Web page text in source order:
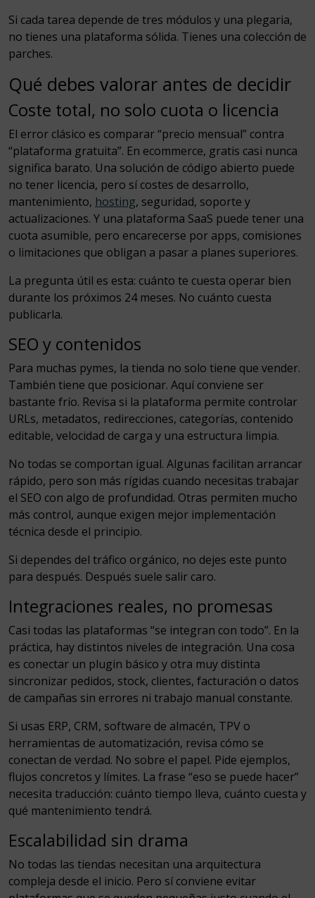
Si cada tarea depende de tres módulos y una plegaria,
no tienes una plataforma sólida. Tienes una colección de
parches.
Qué debes valorar antes de decidir
Coste total, no solo cuota o licencia
El error clásico es comparar “precio mensual” contra
“plataforma gratuita”. En ecommerce, gratis casi nunca
significa barato. Una solución de código abierto puede
no tener licencia, pero sí costes de desarrollo,
mantenimiento, hosting, seguridad, soporte y
actualizaciones. Y una plataforma SaaS puede tener una
cuota asumible, pero encarecerse por apps, comisiones
o limitaciones que obligan a pasar a planes superiores.
La pregunta útil es esta: cuánto te cuesta operar bien
durante los próximos 24 meses. No cuánto cuesta
publicarla.
SEO y contenidos
Para muchas pymes, la tienda no solo tiene que vender.
También tiene que posicionar. Aquí conviene ser
bastante frío. Revisa si la plataforma permite controlar
URLs, metadatos, redirecciones, categorías, contenido
editable, velocidad de carga y una estructura limpia.
No todas se comportan igual. Algunas facilitan arrancar
rápido, pero son más rígidas cuando necesitas trabajar
el SEO con algo de profundidad. Otras permiten mucho
más control, aunque exigen mejor implementación
técnica desde el principio.
Si dependes del tráfico orgánico, no dejes este punto
para después. Después suele salir caro.
Integraciones reales, no promesas
Casi todas las plataformas “se integran con todo”. En la
práctica, hay distintos niveles de integración. Una cosa
es conectar un plugin básico y otra muy distinta
sincronizar pedidos, stock, clientes, facturación o datos
de campañas sin errores ni trabajo manual constante.
Si usas ERP, CRM, software de almacén, TPV o
herramientas de automatización, revisa cómo se
conectan de verdad. No sobre el papel. Pide ejemplos,
flujos concretos y límites. La frase “eso se puede hacer”
necesita traducción: cuánto tiempo lleva, cuánto cuesta y
qué mantenimiento tendrá.
Escalabilidad sin drama
No todas las tiendas necesitan una arquitectura
compleja desde el inicio. Pero sí conviene evitar